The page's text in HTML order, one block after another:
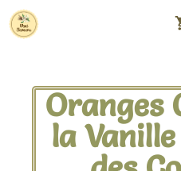
Oranges
la